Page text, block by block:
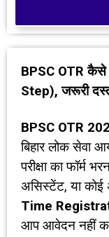
BPSC OTRकैसे
Step),जरूरी
BPSC OTR
बिहार लोक सेवा
परीक्षा का फॉर्म
असिस्टेंट, या कोई
Time
आप आवेदन नहीं